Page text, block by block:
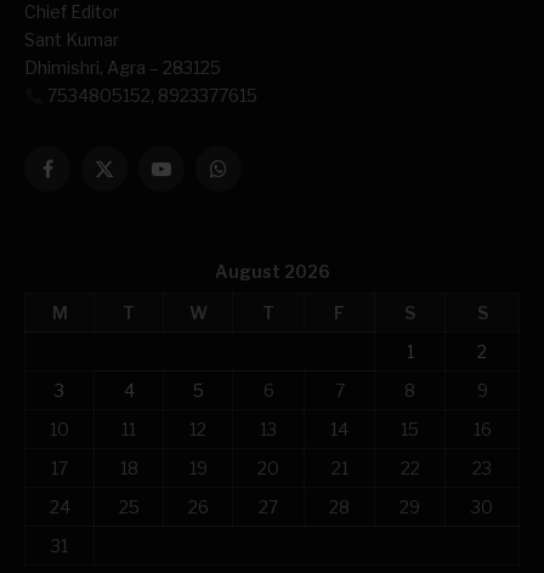
Chief Editor
Sant Kumar
Dhimishri, Agra – 283125
7534805152, 8923377615
Facebook
X
YouTubeWhatsApp
August 2026
M
T W T F S
S
1
2
3
4 5 6 7 8
9
10
11 12 13 14 15
16
17
18 19 20 21 22
23
24
25 26 27 28 29
30
31